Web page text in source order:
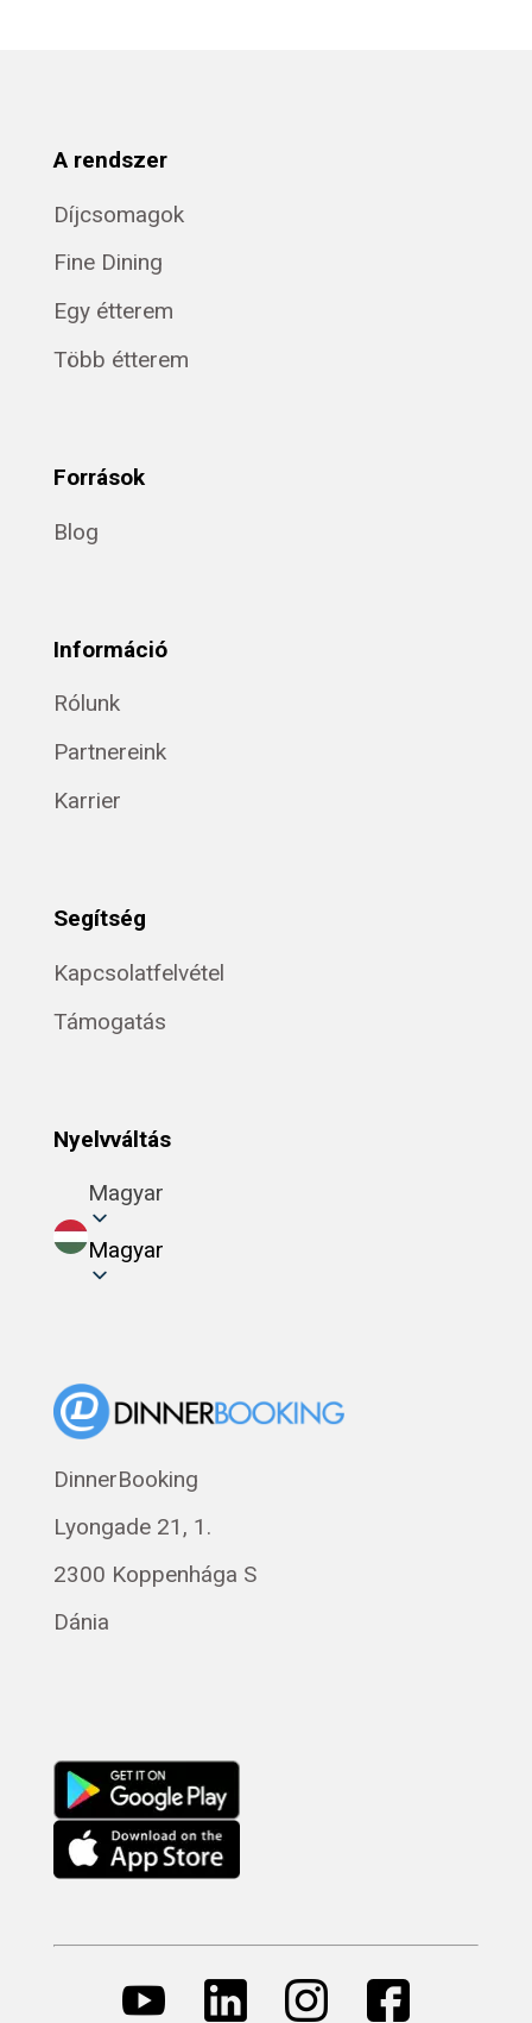
A rendszer
Díjcsomagok
Fine Dining
Egy étterem
Több étterem
Források
Blog
Információ
Rólunk
Partnereink
Karrier
Segítség
Kapcsolatfelvétel
Támogatás
Nyelvváltás
Magyar
Magyar
DinnerBooking
Lyongade 21, 1.
2300 Koppenhága S
Dánia